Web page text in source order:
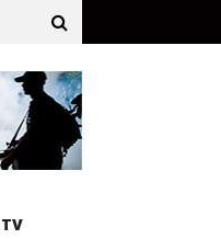
terracería